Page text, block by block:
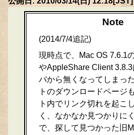
Note
(2014/7/4追記)
現時点で、Mac OS 7.6.1
やAppleShare Client
バから無くなってしまっ
トのダウンロードページ
ト内でリンク切れを起こ
く、なかなか見つかりに
で、探して見つかった旧